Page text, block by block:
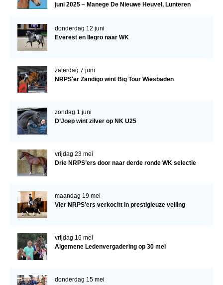
juni 2025 – Manege De Nieuwe Heuvel, Lunteren
donderdag 12 juni
Everest en Ilegro naar WK
zaterdag 7 juni
NRPS'er Zandigo wint Big Tour Wiesbaden
zondag 1 juni
D’Joep wint zilver op NK U25
vrijdag 23 mei
Drie NRPS’ers door naar derde ronde WK selectie
maandag 19 mei
Vier NRPS’ers verkocht in prestigieuze veiling
vrijdag 16 mei
Algemene Ledenvergadering op 30 mei
donderdag 15 mei